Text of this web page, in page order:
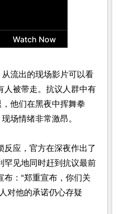
流出的现场影片可以看
人被带走。抗议人群中有
他们在黑夜中挥舞拳
场情绪非常激昂。
反应，官方在深夜作出了
罕见地同时赶到抗议最前
：“郑重宣布，你们关
对他的承诺仍心存疑